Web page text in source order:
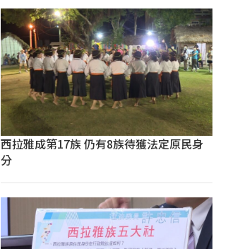
西拉雅成第17族 仍有8族待獲法定原民身
分